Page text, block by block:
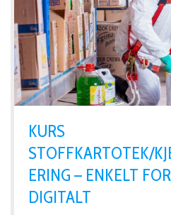
KURS
STOFFKARTOTEK/
ERING – ENKELT
DIGITALT